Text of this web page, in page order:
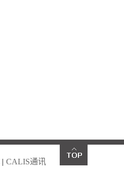
| CALIS通讯